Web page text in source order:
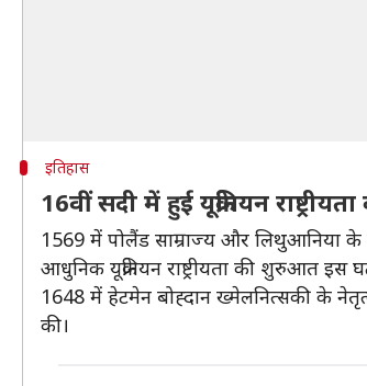
इतिहास
16वीं सदी में हुई यूक्रेनियन
1569 में पोलैंड साम्राज्य और लिथुआनिया
आधुनिक यूक्रेनियन राष्ट्रीयता की शुरुआत
1648 में हेटमेन बोह्दान ख्मेलनित्सकी के
की।